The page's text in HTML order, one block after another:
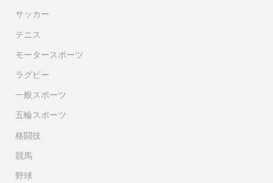
サッカー
テニス
モータースポーツ
ラグビー
一般スポーツ
五輪スポーツ
格闘技
競馬
野球